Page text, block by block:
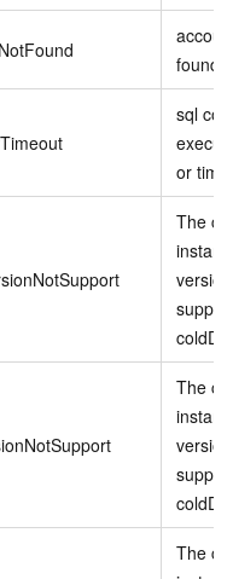
found.
sql
or
The
support
The
support
The